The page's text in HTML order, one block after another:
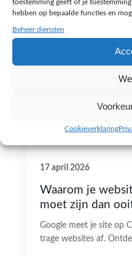
toestemming geeft of je
hebben op bepaalde functies en
Beheer diensten
Cookieverklaring
17 april 2026
Waarom je
moet zijn dan
Google meet je site op
trage websites af.